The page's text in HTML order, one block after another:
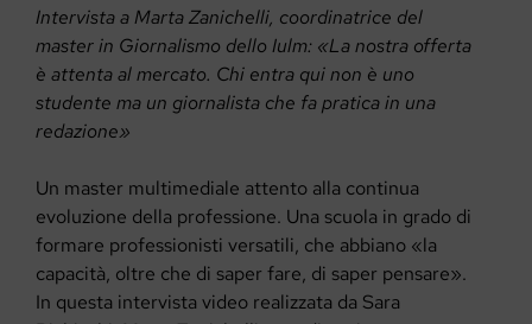
Intervista a Marta Zanichelli, coordinatrice del
master in Giornalismo dello Iulm: «La nostra offerta
è attenta al mercato. Chi entra qui non è uno
studente ma un giornalista che fa pratica in una
redazione»
Un master multimediale attento alla continua
evoluzione della professione. Una scuola in grado di
formare professionisti versatili, che abbiano «la
capacità, oltre che di saper fare, di saper pensare».
In questa intervista video realizzata da Sara